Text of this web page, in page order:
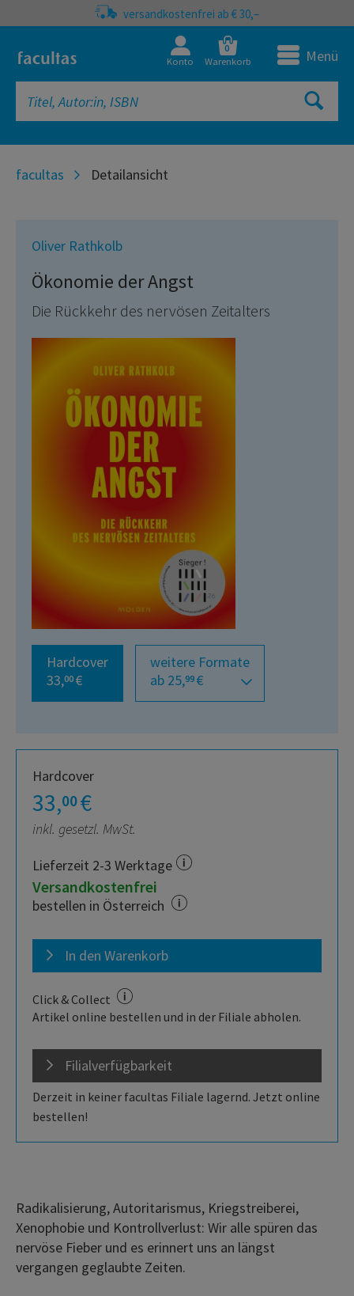
versandkostenfrei ab € 30,–
Konto
0
Warenkorb Menü
facultas Detailansicht
Oliver Rathkolb
Ökonomie der Angst
Die Rückkehr des nervösen Zeitalters
Hardcover
33,00 €
weitere Formate
ab 25,99 €
Hardcover
33,00€
inkl. gesetzl. MwSt.
Lieferzeit 2-3 Werktage
Versandkostenfrei
bestellen in Österreich
In den Warenkorb
Click & Collect
Artikel online bestellen und in der Filiale abholen.
Filialverfügbarkeit
Derzeit in keiner facultas Filiale lagernd. Jetzt online
bestellen!
Radikalisierung, Autoritarismus, Kriegstreiberei,
Xenophobie und Kontrollverlust: Wir alle spüren das
nervöse Fieber und es erinnert uns an längst
vergangen geglaubte Zeiten.